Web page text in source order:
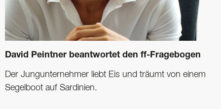
David Peintner beantwortet den ff-Fragebogen
Der Jungunternehmer liebt Eis und träumt von einem
Segelboot auf Sardinien.